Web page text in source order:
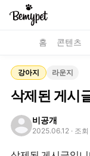
홈 콘텐츠
강아지 라운지
삭제된 게시
비공개
2025.06.12 · 조